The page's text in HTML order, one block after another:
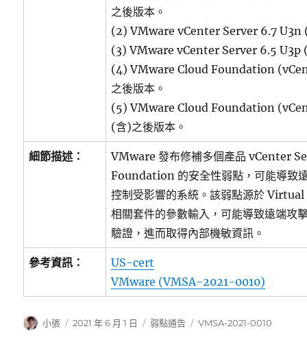
之後版本。
(2) VMware vCenter Server 6.7 U3n
(3) VMware vCenter Server 6.5 U3p
(4) VMware Cloud Foundation
之後版本。
(5) VMware Cloud Foundation
(含)之後版本。
細節描述：
VMware 發布修補多個產品 vCenter
Foundation 的安全性弱點，可能導致
控制受影響的系統。該弱點源於
相關套件的參數輸入，可能導致遠端攻
驗證，進而取得內部機敏資訊。
參考資訊：
US-cert
VMware (VMSA-2021-0010)
作
小張
發
2021 年 6 月 1 日
分
弱點通告
標
VMSA-2021-0010